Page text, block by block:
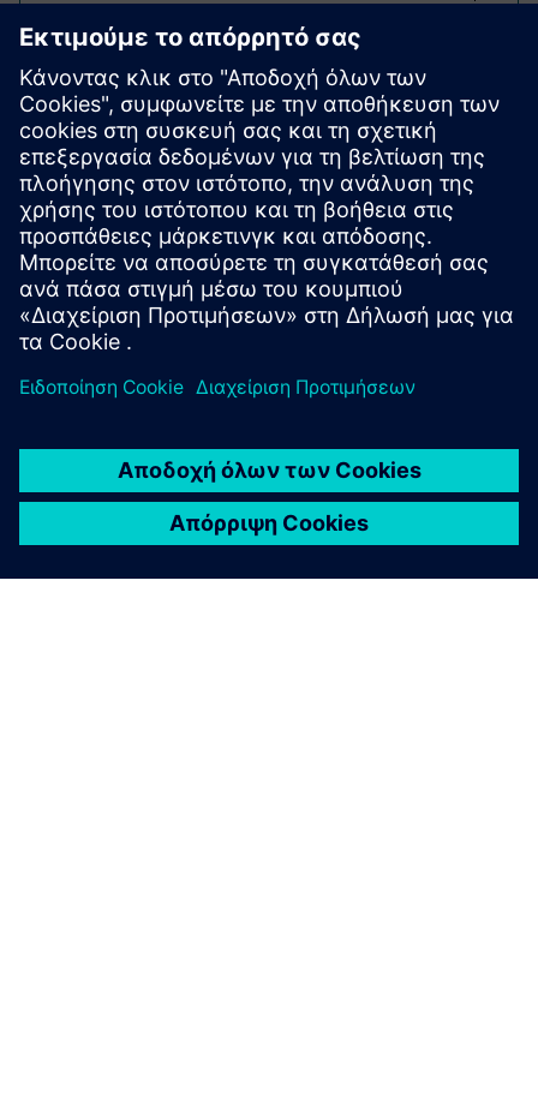
Ασφαλέστερες
λειτουργίες
Το TagSense παρακολουθεί κρίσιμα όρια σε όλα τα PLC και
τα DCS. Ανιχνεύει ακούσιες αλλαγές παραμέτρων, όπως
αυξημένα όρια συναγερμού πίεσης, βοηθώντας τους
χειριστές να αποτρέψουν βλάβες του εξοπλισμού και
εξασφαλίζοντας ασφαλή και αξιόπιστη παραγωγή.